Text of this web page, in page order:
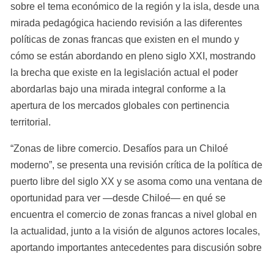
sobre el tema económico de la región y la isla, desde una
mirada pedagógica haciendo revisión a las diferentes
políticas de zonas francas que existen en el mundo y
cómo se están abordando en pleno siglo XXI, mostrando
la brecha que existe en la legislación actual el poder
abordarlas bajo una mirada integral conforme a la
apertura de los mercados globales con pertinencia
territorial.
“Zonas de libre comercio. Desafíos para un Chiloé
moderno”, se presenta una revisión crítica de la política de
puerto libre del siglo XX y se asoma como una ventana de
oportunidad para ver —desde Chiloé— en qué se
encuentra el comercio de zonas francas a nivel global en
la actualidad, junto a la visión de algunos actores locales,
aportando importantes antecedentes para discusión sobre